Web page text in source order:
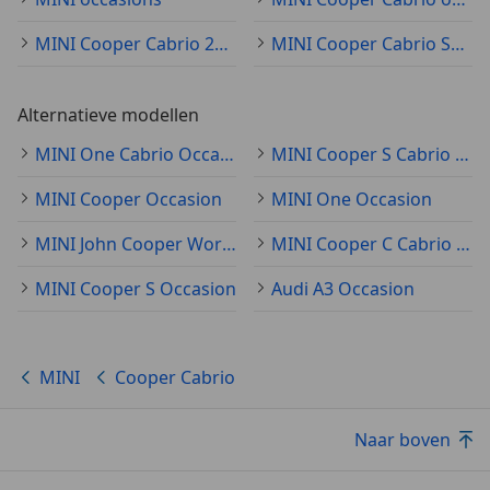
MINI Cooper Cabrio 2005
MINI Cooper Cabrio Sedan
Alternatieve modellen
MINI One Cabrio Occasion
MINI Cooper S Cabrio Occasion
MINI Cooper Occasion
MINI One Occasion
MINI John Cooper Works Cabrio Occasion
MINI Cooper C Cabrio Occasion
MINI Cooper S Occasion
Audi A3 Occasion
MINI Cooper Cabrio
Naar boven